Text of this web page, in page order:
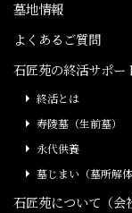
墓地情報
よくあるご質問
石匠苑の終活サポー
終活とは
寿陵墓（生前墓）
永代供養
墓じまい（墓所解体
石匠苑について（会